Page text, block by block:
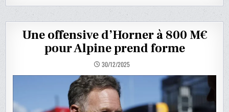
Une offensive d’Horner à 800 M€
pour Alpine prend forme
30/12/2025